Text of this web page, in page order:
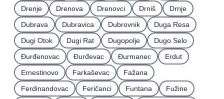
Drenje
Drenova Drenovci Drniš
Drnje
Dubrava
Dubravica Dubrovnik
Duga Resa
Dugi Otok
Dugi Rat Dugopolje
Dugo Selo
Ðurđenovac
Ðurđevac Ðurmanec
Erdut
Ernestinovo
Farkaševac
Fažana
Ferdinandovac
Feričanci Funtana
Fužine